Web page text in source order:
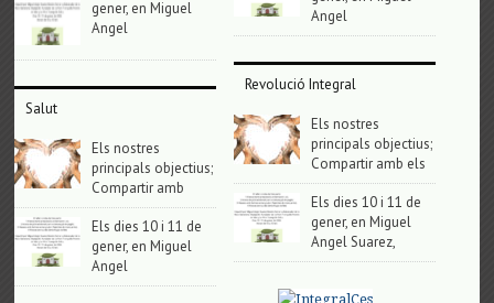
gener, en Miguel
Angel
Salut
Els nostres
principals objectius;
Compartir amb
Els dies 10 i 11 de
gener, en Miguel
Angel
Angel
Revolució Integral
Els nostres
principals objectius;
Compartir amb els
Els dies 10 i 11 de
gener, en Miguel
Angel Suarez,